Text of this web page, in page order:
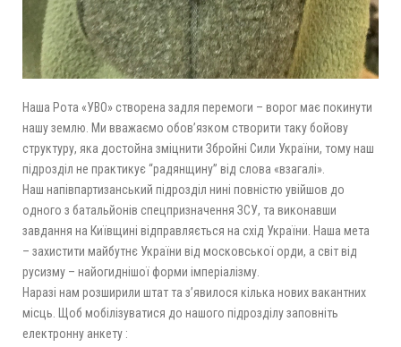
Наша Рота «УВО» створена задля перемоги – ворог має покинути
нашу землю. Ми вважаємо обов’язком створити таку бойову
структуру, яка достойна зміцнити Збройні Сили України, тому наш
підрозділ не практикує “радянщину” від слова «взагалі».
Наш напівпартизанський підрозділ нині повністю увійшов до
одного з батальйонів спецпризначення ЗСУ, та виконавши
завдання на Київщині відправляється на схід України. Наша мета
– захистити майбутнє України від московської орди, а світ від
русизму – найогиднішої форми імперіалізму.
Наразі нам розширили штат та з’явилося кілька нових вакантних
місць. Щоб мобілізуватися до нашого підрозділу заповніть
електронну анкету :